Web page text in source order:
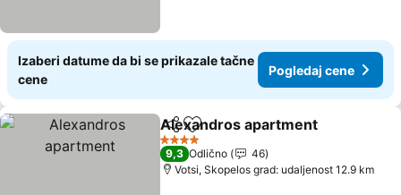
Izaberi datume da bi se prikazale tačne
cene
Pogledaj cene
Deli Dodati u favorite
Αlexandros apartment
4 Zvezdice
9,3 Odlično
46
Votsi, Skopelos grad: udaljenost 12.9 km